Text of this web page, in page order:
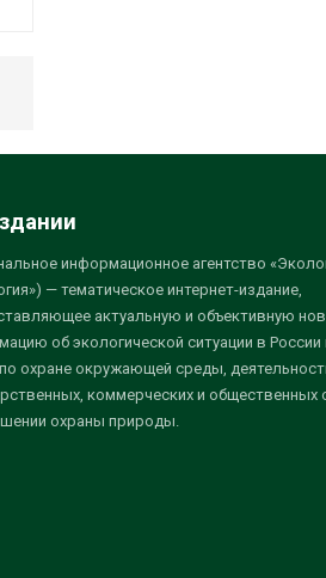
информационное агентство
— тематическое интернет-издание,
актуальную и объективную
об экологической ситуации в России
охране окружающей среды,
коммерческих и общественных
охраны природы.